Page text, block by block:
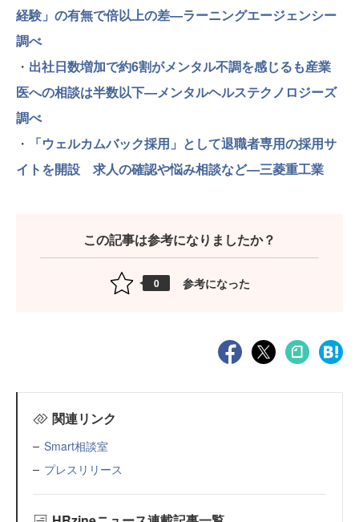
経験」の有無で倍以上の差—ラーニングエージェンシー
調べ
・ 出社日数増加で約6割がメンタル不調を感じるも産業
医への相談は半数以下—メンタルヘルステクノロジーズ
調べ
・
「ウェルカムバック採用」として退職者専用の採用サ
イトを開設 求人の確認や悩み相談など—三菱重工業
この記事は参考になりましたか？
0 参考になった
関連リンク
Smart相談室
プレスリリース